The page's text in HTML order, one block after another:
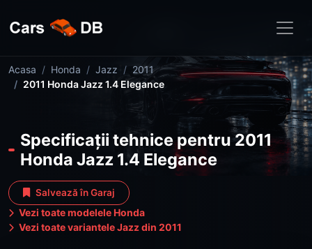
Acasa Honda Jazz
2011
2011 Honda Jazz 1.4 Elegance
Specificații tehnice pentru 2011
Honda Jazz 1.4 Elegance
Salvează în Garaj
Vezi toate modelele Honda
Vezi toate variantele Jazz din 2011